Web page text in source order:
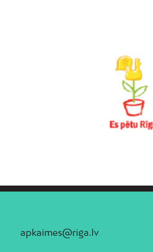
apkaimes@riga.lv